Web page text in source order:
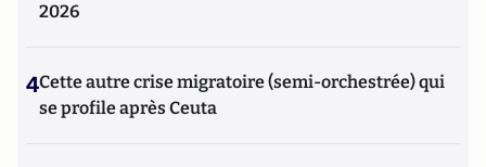
2026
4Cette autre crise migratoire (semi-orchestrée) qui
se profile après Ceuta